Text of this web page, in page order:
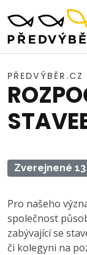
PŘEDVÝBĚR.CZ
Zverejnené
Pro našeho
společnost
zabývající se
či kolegyni na